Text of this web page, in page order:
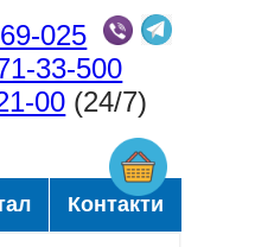
025
33-500
00 (24/7)
Контакти